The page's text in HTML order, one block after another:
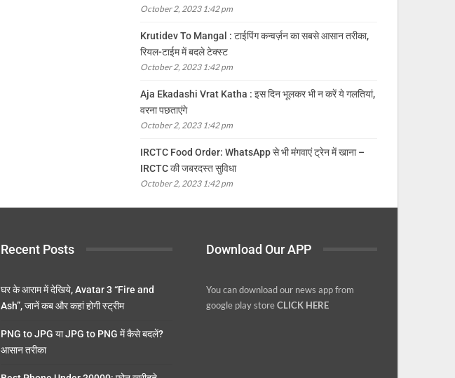
October 2, 2023 1:42 pm
Krutidev To Mangal : टाईपिंग कन्वर्ज़न का सबसे आसान तरीका,
रियल-टाईम में बदले टेक्स्ट
October 2, 2023 1:42 pm
Aja Ekadashi Vrat Katha : इस दिन भूलकर भी न करें ये गलतियां,
वरना पछताएंगे
October 2, 2023 1:42 pm
IRCTC Food Order: WhatsApp से भी मंगवाएं ट्रेन में खाना –
IRCTC की जबरदस्त सुविधा
October 2, 2023 1:42 pm
Recent Posts
घर के आराम में देखिये, Avatar 3 “Fire and
Ash”, जानें कब और कहां होगी स्ट्रीम
PNG to JPG या JPG to PNG में कैसे बदलें?
आसान तरीका
Download Our APP
You can download our news app from
google play storeCLICK HERE